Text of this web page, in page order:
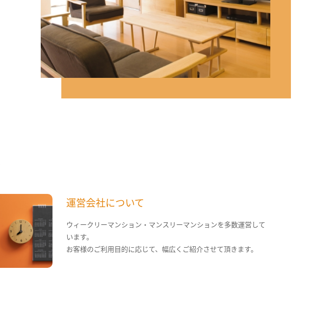
運営会社について
ウィークリーマンション・マンスリーマンションを多数運営して
います。
お客様のご利用目的に応じて、幅広くご紹介させて頂きます。